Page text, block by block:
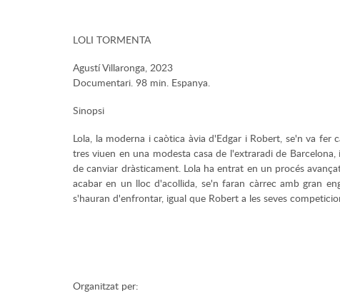
LOLI TORMENTA
Agustí Villaronga, 2023
Documentari. 98 min. Espanya.
Sinopsi
Lola, la moderna i caòtica àvia d'Edgar i Robert, se'n va fer
tres viuen en una modesta casa de l'extraradi de
de canviar dràsticament. Lola ha entrat en un procés
acabar en un lloc d'acollida, se'n faran càrrec amb gran
s'hauran d'enfrontar, igual que Robert a les seves
Organitzat per: